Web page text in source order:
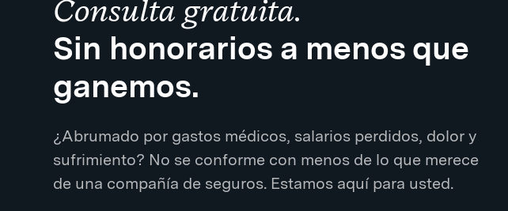
Consulta gratuita.
Sin honorarios a menos que
ganemos.
¿Abrumado por gastos médicos, salarios perdidos, dolor y
sufrimiento? No se conforme con menos de lo que merece
de una compañía de seguros. Estamos aquí para usted.